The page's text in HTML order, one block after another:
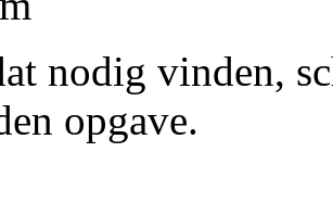
nodig vinden,
opgave.